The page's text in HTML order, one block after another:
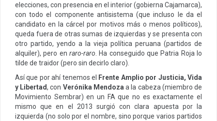
elecciones, con presencia en el interior (gobierna Cajamarca),
con todo el componente antisistema (que incluso le da el
candidato en la cárcel por motivos más o menos políticos),
queda fuera de otras sumas de izquierdas y se presenta con
otro partido, yendo a la vieja política peruana (partidos de
alquiler), pero en raro-raro . Ha conseguido que Patria Roja lo
tilde de traidor (pero sin decirlo claro).
Así que por ahí tenemos el
Frente Amplio por Justicia, Vida
y Libertad, con Verónika Mendoza a la cabeza (miembro de
Movimiento Sembrar) en un FA que no es exactamente el
mismo que en el 2013 surgió con clara apuesta por la
izquierda (no solo por el nombre, sino porque varios partidos